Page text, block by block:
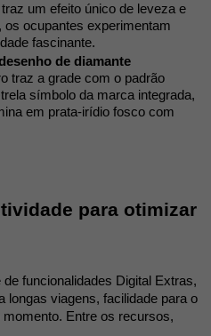
um efeito único de leveza e
os ocupantes experimentam
fascinante.
de diamante
traz a grade com o padrão
símbolo da marca integrada,
em prata-irídio fosco com
para otimizar
funcionalidades Digital Extras,
longas viagens, facilidade para o
momento. Entre os recursos,